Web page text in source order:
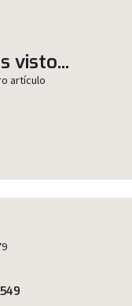
visto...
artículo